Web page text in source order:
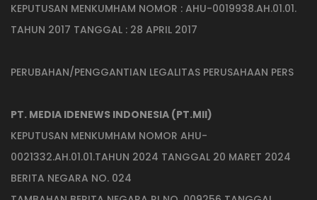
KEPUTUSAN MENKUMHAM NOMOR : AHU-0019938.AH.01.01.
TAHUN 2017 TANGGAL : 28 APRIL 2017
PERUBAHAN/PENGGANTIAN LEGALITAS PERUSAHAAN PERS
PT. MEDIA IDENEWS INDONESIA (PT.MII)
KEPUTUSAN MENKUMHAM NOMOR AHU-
0021332.AH.01.01.TAHUN 2024 TANGGAL 20 MARET 2024
BERITA NEGARA NO. 024